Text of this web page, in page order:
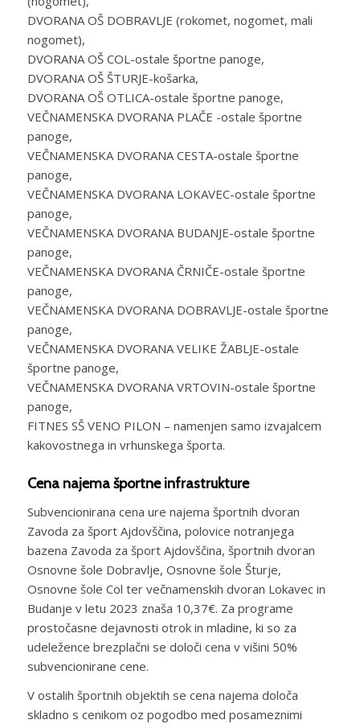
DVORANA OŠ DOBRAVLJE (rokomet, nogomet, mali
nogomet),
DVORANA OŠ COL-ostale športne panoge,
DVORANA OŠ ŠTURJE-košarka,
DVORANA OŠ OTLICA-ostale športne panoge,
VEČNAMENSKA DVORANA PLAČE -ostale športne
panoge,
VEČNAMENSKA DVORANA CESTA-ostale športne
panoge,
VEČNAMENSKA DVORANA LOKAVEC-ostale športne
panoge,
VEČNAMENSKA DVORANA BUDANJE-ostale športne
panoge,
VEČNAMENSKA DVORANA ČRNIČE-ostale športne
panoge,
VEČNAMENSKA DVORANA DOBRAVLJE-ostale športne
panoge,
VEČNAMENSKA DVORANA VELIKE ŽABLJE-ostale
športne panoge,
VEČNAMENSKA DVORANA VRTOVIN-ostale športne
panoge,
FITNES SŠ VENO PILON – namenjen samo izvajalcem
kakovostnega in vrhunskega športa.
Cena najema športne infrastrukture
Subvencionirana cena ure najema športnih dvoran
Zavoda za šport Ajdovščina, polovice notranjega
bazena Zavoda za šport Ajdovščina, športnih dvoran
Osnovne šole Dobravlje, Osnovne šole Šturje,
Osnovne šole Col ter večnamenskih dvoran Lokavec in
Budanje v letu 2023 znaša 10,37€. Za programe
prostočasne dejavnosti otrok in mladine, ki so za
udeležence brezplačni se določi cena v višini 50%
subvencionirane cene.
V ostalih športnih objektih se cena najema določa
skladno s cenikom oz pogodbo med posameznimi